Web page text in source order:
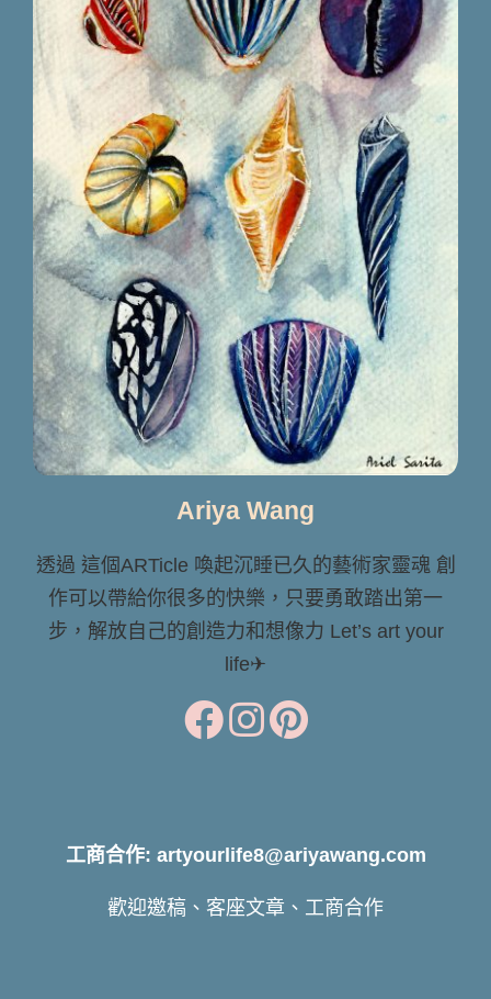
Ariya Wang
透過 這個ARTicle 喚起沉睡已久的藝術家靈魂 創
作可以帶給你很多的快樂，只要勇敢踏出第一
步，解放自己的創造力和想像力 Let’s art your
life✈
工商合作: artyourlife8@ariyawang.com
歡迎邀稿、客座文章、工商合作